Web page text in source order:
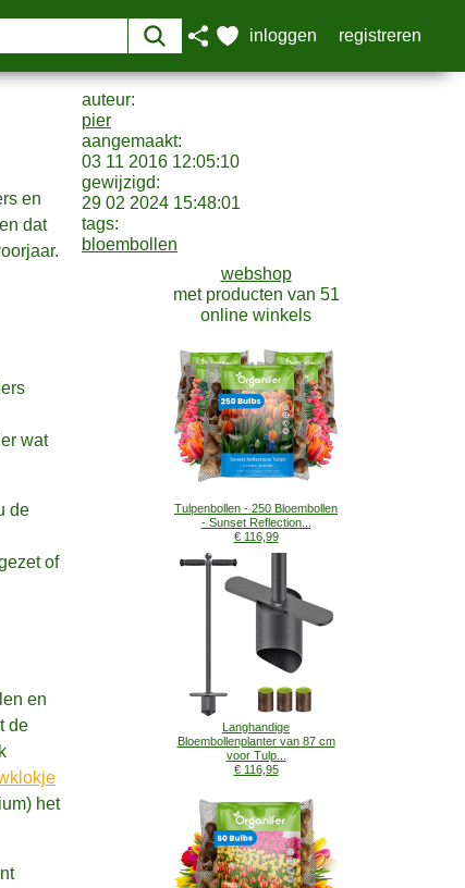
en
dat
wat
de
of
en
de
het
auteur:
pier
aangemaakt:
03 11 2016 12:05:10
gewijzigd:
29 02 2024 15:48:01
tags:
bloembollen
webshop
met producten van 51
online winkels
Tulpenbollen - 250 Bloembollen
- Sunset Reflection...
€ 116,99
Langhandige
Bloembollenplanter van 87 cm
voor Tulp...
€ 116,95